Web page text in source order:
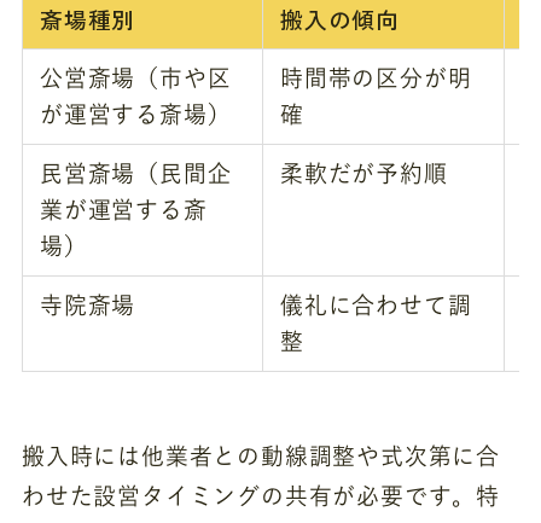
斎場種別 搬入の傾向
公営斎場（市や区
が運営する斎場）
時間帯の区分が明
確
民営斎場（民間企
業が運営する斎
場）
柔軟だが予約順
寺院斎場
儀礼に合わせて調
整
搬入時には他業者との動線調整や式次第に合
わせた設営タイミングの共有が必要です。特